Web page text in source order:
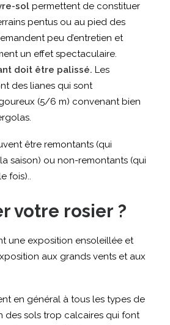
sol permettent de constituer
pentus ou au pied des
peu d’entretien et
un effet spectaculaire.
doit être palissé. Les
des lianes qui sont
(5/6 m) convenant bien
être remontants (qui
saison) ou non-remontants (qui
fois)..
votre rosier ?
une exposition ensoleillée et
aux grands vents et aux
en général à tous les types de
des sols trop calcaires qui font